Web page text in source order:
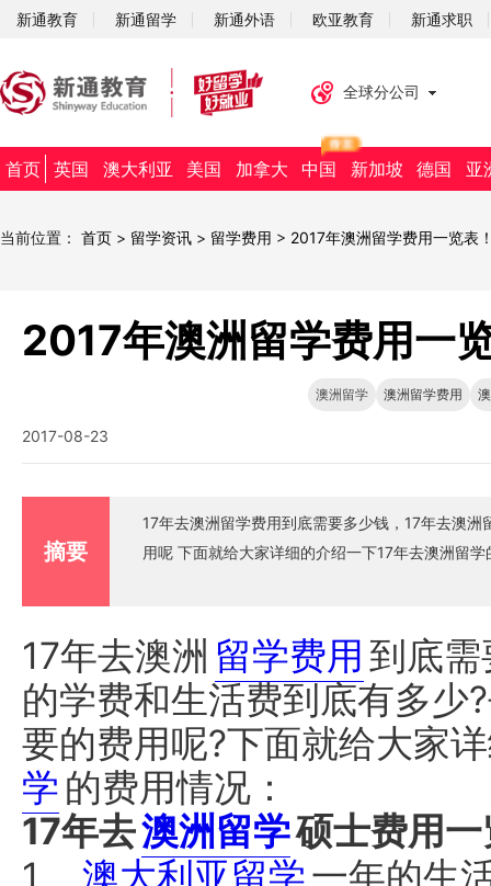
新通教育 新通留学 新通外语 欧亚教育 新通求职
全球分公司
首页 英国 澳大利亚 美国 加拿大 中国 新加坡 德国 亚
当前位置： 首页 > 留学资讯 > 留学费用 > 2017年澳洲留学费用一览表
2017年澳洲留学费用一
澳洲留学 澳洲留学费用
2017-08-23
摘要
17年去澳洲留学费用到底需要多少钱，17年去澳
用呢 下面就给大家详细的介绍一下17年去澳洲留
17年去澳洲 留学费用 到底
的学费和生活费到底有多少
要的费用呢?下面就给大家
学 的费用情况：
17年去澳洲留学硕士费用
1、
澳大利亚留学一年的生